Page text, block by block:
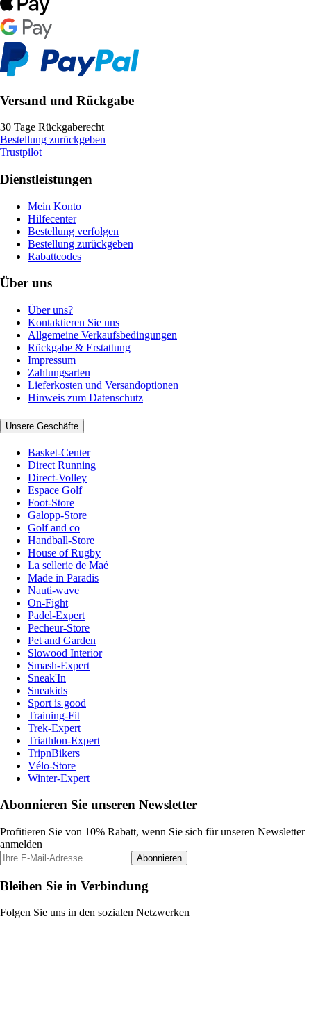
Versand und Rückgabe
30 Tage Rückgaberecht
Bestellung zurückgeben
Trustpilot
Dienstleistungen
Mein Konto
Hilfecenter
Bestellung verfolgen
Bestellung zurückgeben
Rabattcodes
Über uns
Über uns?
Kontaktieren Sie uns
Allgemeine Verkaufsbedingungen
Rückgabe & Erstattung
Impressum
Zahlungsarten
Lieferkosten und Versandoptionen
Hinweis zum Datenschutz
Unsere Geschäfte
Basket-Center
Direct Running
Direct-Volley
Espace Golf
Foot-Store
Galopp-Store
Golf and co
Handball-Store
House of Rugby
La sellerie de Maé
Made in Paradis
Nauti-wave
On-Fight
Padel-Expert
Pecheur-Store
Pet and Garden
Slowood Interior
Smash-Expert
Sneak'In
Sneakids
Sport is good
Training-Fit
Trek-Expert
Triathlon-Expert
TripnBikers
Vélo-Store
Winter-Expert
Abonnieren Sie unseren Newsletter
Profitieren Sie von 10% Rabatt, wenn Sie sich für unseren Newsletter
anmelden
Abonnieren
Bleiben Sie in Verbindung
Folgen Sie uns in den sozialen Netzwerken